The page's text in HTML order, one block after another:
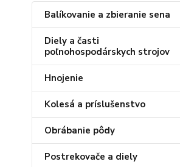
Balíkovanie a zbieranie sena
Diely a časti
poľnohospodárskych strojov
Hnojenie
Kolesá a príslušenstvo
Obrábanie pôdy
Postrekovače a diely